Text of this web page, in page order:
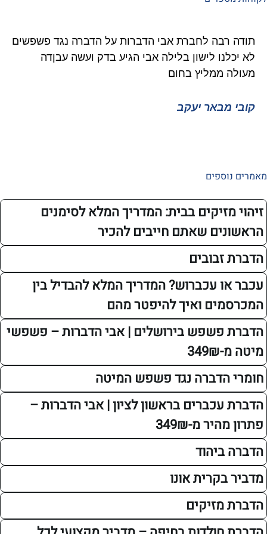
לחברת אבי הדברות על הדברה נגד פשפשים
לישון בלילה אבי הגיע בדק ועשה עבןדה
ממליץ בחום
יעקב
בבית: המדריך המלא לסימנים
שאתם חייבים להכיר
עכברוש? המדריך המלא להבדיל בין
ואיך להיפטר מהם
בירושלים | אבי הדברות – פשפשי
נגד פשפש המיטה
בראשון לציון | אבי הדברות –
מ-349₪
אונו